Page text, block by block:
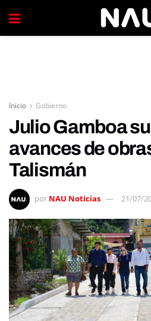
Inicio Gobierno
Julio Gamboa
avances de
Talismán
por NAU Noticias 21/07/